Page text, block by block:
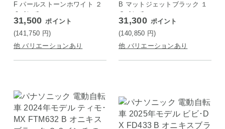
F パールストーンホワイト ２
０インチ
31,500 ポイント
(141,750 円)
他 バリエーションあり
B マットジェットブラック １
８インチ
31,300 ポイント
(140,850 円)
他 バリエーションあり